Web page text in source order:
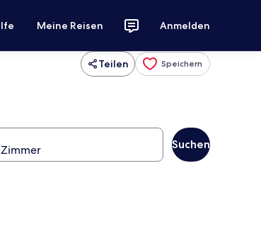
Meine Reisen Anmelden
Teilen Speichern
Suchen